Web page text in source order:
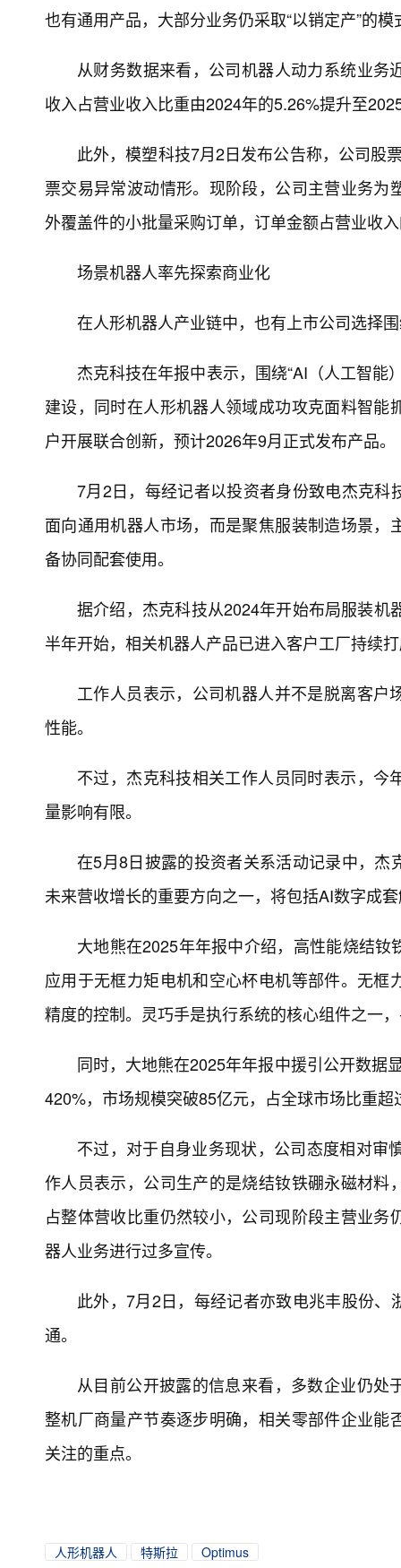
也有通用产品，大部分业务仍采取“以销定产”的
从财务数据来看，公司机器人动力系统业
收入占营业收入比重由2024年的5.26%提升至
此外，模塑科技7月2日发布公告称，公司股
票交易异常波动情形。现阶段，公司主营业务
外覆盖件的小批量采购订单，订单金额占营业收
场景机器人率先探索商业化
在人形机器人产业链中，也有上市公司选择
杰克科技在年报中表示，围绕“AI（人工智
建设，同时在人形机器人领域成功攻克面料智
户开展联合创新，预计2026年9月正式发布产品。
7月2日，每经记者以投资者身份致电杰克
面向通用机器人市场，而是聚焦服装制造场景
备协同配套使用。
据介绍，杰克科技从2024年开始布局服装
半年开始，相关机器人产品已进入客户工厂持续
工作人员表示，公司机器人并不是脱离客
性能。
不过，杰克科技相关工作人员同时表示，
量影响有限。
在5月8日披露的投资者关系活动记录中，
未来营收增长的重要方向之一，将包括AI数字成
大地熊在2025年年报中介绍，高性能烧结
应用于无框力矩电机和空心杯电机等部件。无
精度的控制。灵巧手是执行系统的核心组件之一
同时，大地熊在2025年年报中援引公开数据
420%，市场规模突破85亿元，占全球市场比重超
不过，对于自身业务现状，公司态度相对审
作人员表示，公司生产的是烧结钕铁硼永磁材
占整体营收比重仍然较小，公司现阶段主营业
器人业务进行过多宣传。
此外，7月2日，每经记者亦致电兆丰股份
通。
从目前公开披露的信息来看，多数企业仍
整机厂商量产节奏逐步明确，相关零部件企业
关注的重点。
人形机器人 特斯拉 Optimus